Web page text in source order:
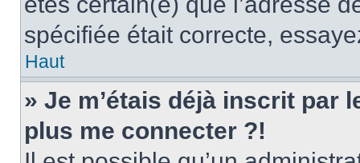
spécifiée était correcte,
Haut
» Je m’étais déjà inscrit par
plus me connecter ?!